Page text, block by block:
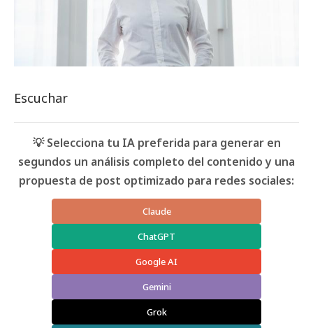
Escuchar
💡 Selecciona tu IA preferida para generar en
segundos un análisis completo del contenido y una
propuesta de post optimizado para redes sociales:
Claude
ChatGPT
Google AI
Gemini
Grok